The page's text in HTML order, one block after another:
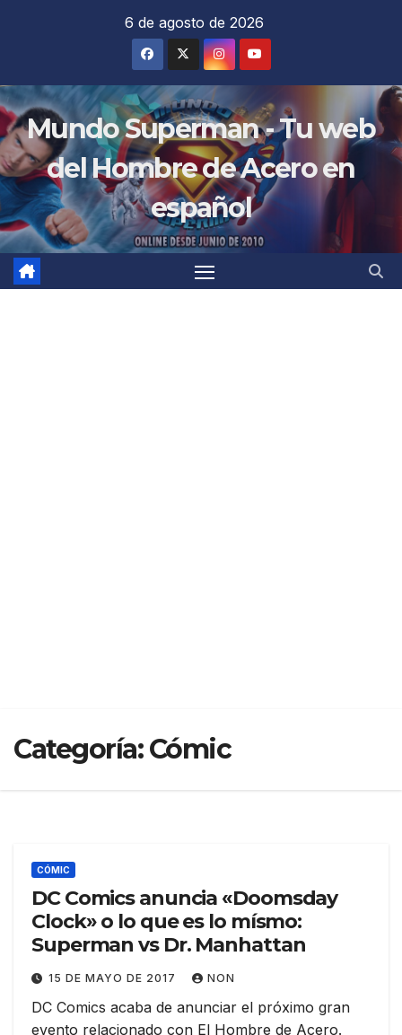
6 de agosto de 2026
Mundo Superman - Tu web
del Hombre de Acero en
español
Categoría:Cómic
CÓMIC
DC Comics anuncia «Doomsday
Clock» o lo que es lo mísmo:
Superman vs Dr. Manhattan
15 DE MAYO DE 2017 NON
DC Comics acaba de anunciar el próximo gran
evento relacionado con El Hombre de Acero.